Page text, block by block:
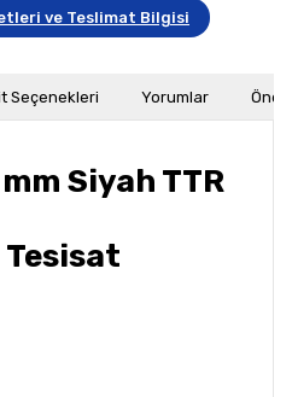
ve Teslimat Bilgisi
Seçenekleri Yorumlar
Siyah TTR
Tesisat